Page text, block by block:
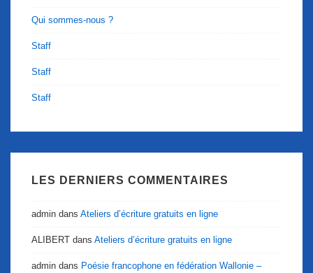
Qui sommes-nous ?
Staff
Staff
Staff
LES DERNIERS COMMENTAIRES
admin dans Ateliers d’écriture gratuits en ligne
ALIBERT dans Ateliers d’écriture gratuits en ligne
admin dans Poésie francophone en fédération Wallonie –